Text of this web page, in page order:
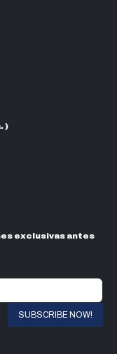
)
exclusivas antes